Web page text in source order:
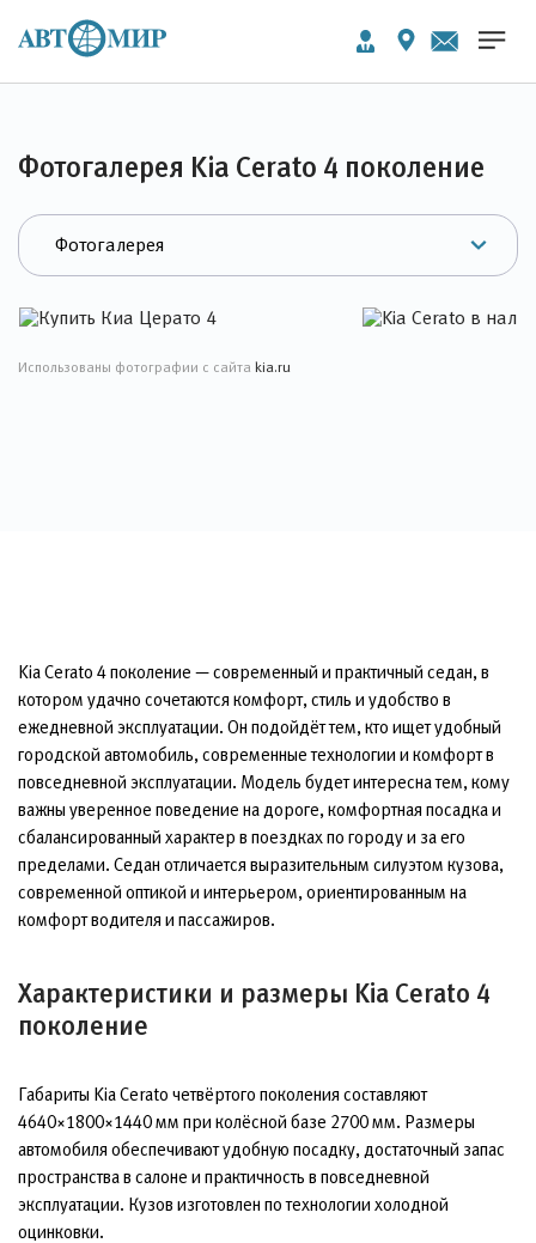
Фотогалерея Kia Cerato 4 поколение
Использованы фотографии с сайта kia.ru
Kia Cerato 4 поколение — современный и практичный седан, в
котором удачно сочетаются комфорт, стиль и удобство в
ежедневной эксплуатации. Он подойдёт тем, кто ищет удобный
городской автомобиль, современные технологии и комфорт в
повседневной эксплуатации. Модель будет интересна тем, кому
важны уверенное поведение на дороге, комфортная посадка и
сбалансированный характер в поездках по городу и за его
пределами. Седан отличается выразительным силуэтом кузова,
современной оптикой и интерьером, ориентированным на
комфорт водителя и пассажиров.
Характеристики и размеры Kia Cerato 4
поколение
Габариты Kia Cerato четвёртого поколения составляют
4640×1800×1440 мм при колёсной базе 2700 мм. Размеры
автомобиля обеспечивают удобную посадку, достаточный запас
пространства в салоне и практичность в повседневной
эксплуатации. Кузов изготовлен по технологии холодной
оцинковки.